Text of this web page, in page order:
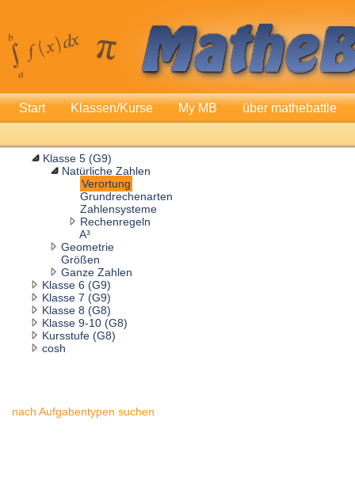
Start Klassen/Kurse My MB über mathebattle
Klasse 5 (G9)
Natürliche Zahlen
Verortung
Grundrechenarten
Zahlensysteme
Rechenregeln
A³
Geometrie
Größen
Ganze Zahlen
Klasse 6 (G9)
Klasse 7 (G9)
Klasse 8 (G8)
Klasse 9-10 (G8)
Kursstufe (G8)
cosh
nach Aufgabentypen suchen